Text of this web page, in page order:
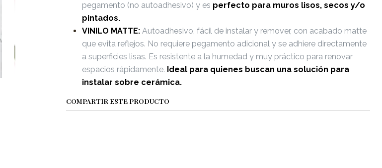
pegamento (no autoadhesivo) y es perfecto para muros lisos, secos y/o
pintados.
VINILO MATTE: Autoadhesivo, fácil de instalar y remover, con acabado matte
que evita reflejos. No requiere pegamento adicional y se adhiere directamente
a superficies lisas. Es resistente a la humedad y muy práctico para renovar
espacios rápidamente. Ideal para quienes buscan una solución para
instalar sobre cerámica.
COMPARTIR ESTE PRODUCTO